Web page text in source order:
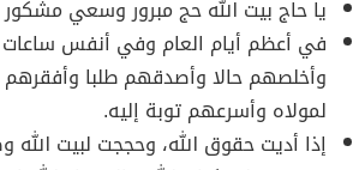
يا حاج بيت الله حج مبرور وسعي
في أعظم أيام العام وفي أنفس ساعات
وأخلصهم حالا وأصدقهم طلبا
لمولاه وأسرعهم توبة إليه.
إذا أديت حقوق الله، وحججت لبيت الله